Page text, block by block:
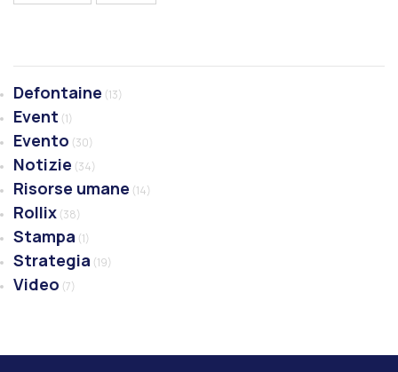
Defontaine (13)
Event (1)
Evento (30)
Notizie (34)
Risorse umane (14)
Rollix (38)
Stampa (1)
Strategia (19)
Video (7)